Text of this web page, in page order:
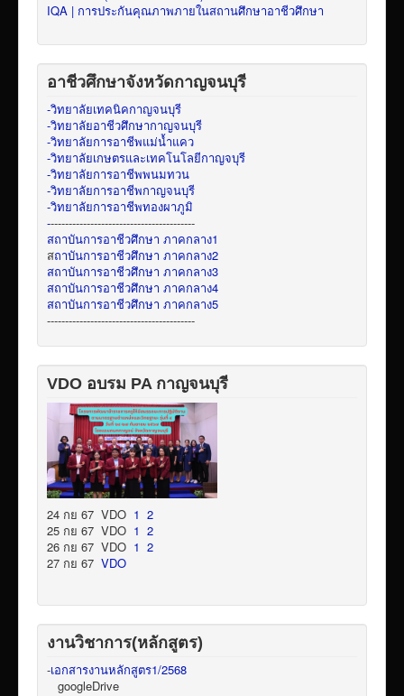
IQA | การประกันคุณภาพภายในสถานศึกษาอาชีวศึกษา
อาชีวศึกษาจังหวัดกาญจนบุรี
-วิทยาลัยเทคนิคกาญจนบุรี
-วิทยาลัยอาชีวศึกษากาญจนบุรี
-วิทยาลัยการอาชีพแม่น้ำแคว
-วิทยาลัยเกษตรและเทคโนโลยีกาญจบุรี
-วิทยาลัยการอาชีพพนมทวน
-วิทยาลัยการอาชีพกาญจนบุรี
-วิทยาลัยการอาชีพทองผาภูมิ
-----------------------------------------
สถาบันการอาชีวศึกษา ภาคกลาง1
สถาบันการอาชีวศึกษา ภาคกลาง2
สถาบันการอาชีวศึกษา ภาคกลาง3
สถาบันการอาชีวศึกษา ภาคกลาง4
สถาบันการอาชีวศึกษา ภาคกลาง5
-----------------------------------------
VDO อบรม PA กาญจนบุรี
24 กย 67 VDO 1 2
25 กย 67 VDO 1 2
26 กย 67 VDO 1 2
27 กย 67 VDO
งานวิชาการ(หลักสูตร)
-เอกสารงานหลักสูตร1/2568
googleDrive